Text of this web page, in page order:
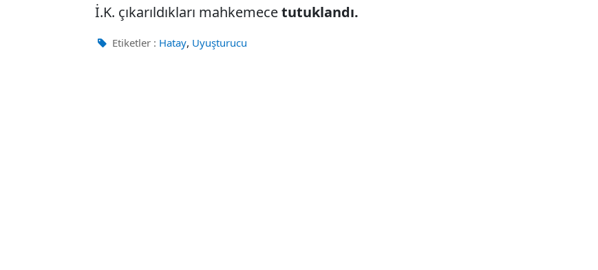
İ.K. çıkarıldıkları mahkemecetutuklandı.
Etiketler : Hatay, Uyuşturucu